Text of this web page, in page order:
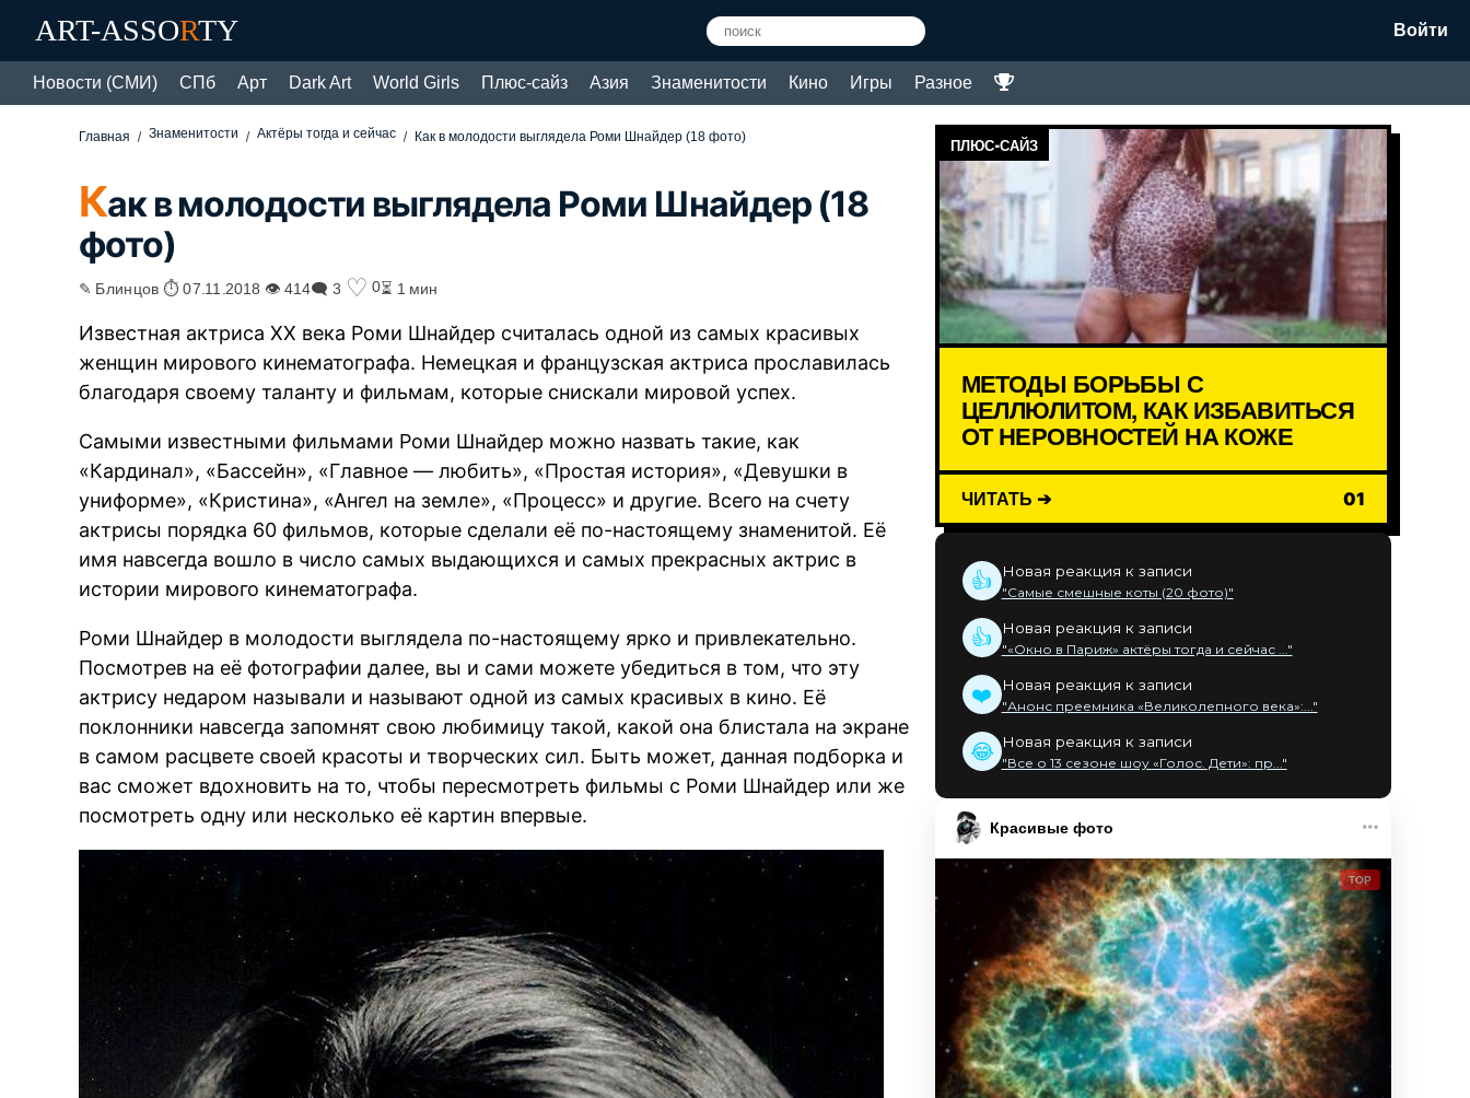
ART-ASSORTY Войти
Новости (СМИ) СПб Арт Dark Art World Girls Плюс-сайз Азия Знаменитости Кино Игры Разное
Главная Знаменитости Актёры тогда и сейчас Как в молодости выглядела Роми Шнайдер (18 фото)
Как в молодости выглядела Роми Шнайдер (18
фото)
✎ Блинцов ⏱ 07.11.2018 👁 414🗨 3 ♡ 0⏳ 1 мин
Известная актриса XX века Роми Шнайдер считалась одной из самых красивых
женщин мирового кинематографа. Немецкая и французская актриса прославилась
благодаря своему таланту и фильмам, которые снискали мировой успех.
Самыми известными фильмами Роми Шнайдер можно назвать такие, как
«Кардинал», «Бассейн», «Главное — любить», «Простая история», «Девушки в
униформе», «Кристина», «Ангел на земле», «Процесс» и другие. Всего на счету
актрисы порядка 60 фильмов, которые сделали её по-настоящему знаменитой. Её
имя навсегда вошло в число самых выдающихся и самых прекрасных актрис в
истории мирового кинематографа.
Роми Шнайдер в молодости выглядела по-настоящему ярко и привлекательно.
Посмотрев на её фотографии далее, вы и сами можете убедиться в том, что эту
актрису недаром называли и называют одной из самых красивых в кино. Её
поклонники навсегда запомнят свою любимицу такой, какой она блистала на экране
в самом расцвете своей красоты и творческих сил. Быть может, данная подборка и
вас сможет вдохновить на то, чтобы пересмотреть фильмы с Роми Шнайдер или же
посмотреть одну или несколько её картин впервые.
ПЛЮС-САЙЗ
МЕТОДЫ БОРЬБЫ С
ЦЕЛЛЮЛИТОМ, КАК ИЗБАВИТЬСЯ
ОТ НЕРОВНОСТЕЙ НА КОЖЕ
ЧИТАТЬ ➔ 01
👍 Новая реакция к записи
"Самые смешные коты (20 фото)"
👍 Новая реакция к записи
"«Окно в Париж» актёры тогда и сейчас ..."
❤️ Новая реакция к записи
"Анонс преемника «Великолепного века»:..."
😂 Новая реакция к записи
"Все о 13 сезоне шоу «Голос. Дети»: пр..."
Красивые фото
TOP